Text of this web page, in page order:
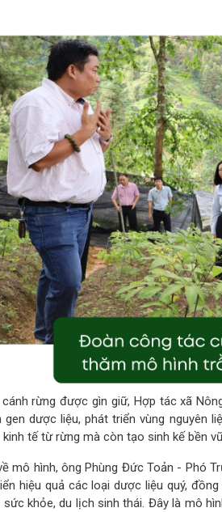
rừng được gìn giữ, Hợp tác xã
gen dược liệu, phát triển vùng nguyên
tế từ rừng mà còn tạo sinh kế bền
mô hình, ông Phùng Đức Toản - Phó
hiệu quả các loại dược liệu quý,
khỏe, du lịch sinh thái. Đây là mô